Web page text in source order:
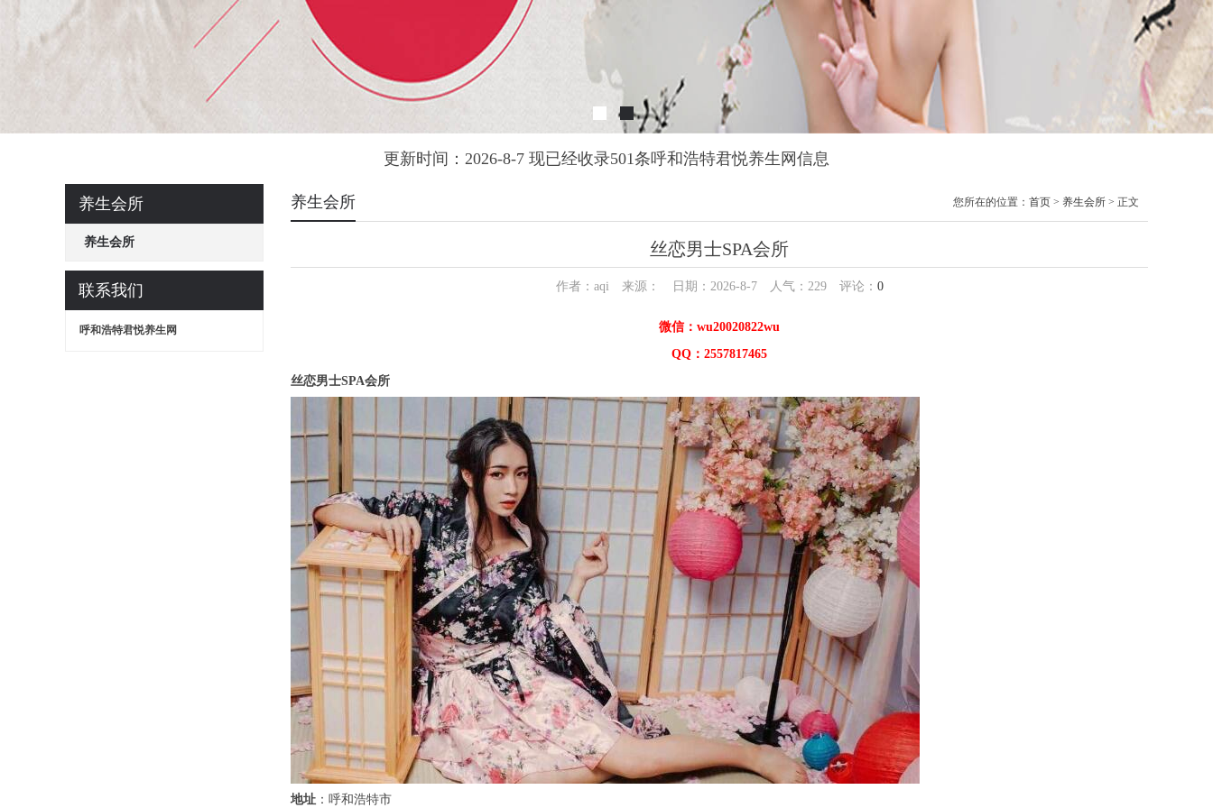
更新时间：2026-8-7 现已经收录501条呼和浩特君悦养生网信息
养生会所
养生会所
联系我们
呼和浩特君悦养生网
养生会所 您所在的位置： 首页 > 养生会所 > 正文
丝恋男士SPA会所
作者：aqi 来源： 日期：2026-8-7 人气： 229评论： 0
微信：wu20020822wu
QQ：2557817465
丝恋男士SPA会所
地址 ：呼和浩特市